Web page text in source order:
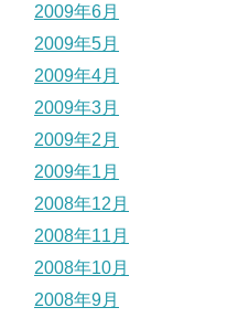
2009年6月
2009年5月
2009年4月
2009年3月
2009年2月
2009年1月
2008年12月
2008年11月
2008年10月
2008年9月